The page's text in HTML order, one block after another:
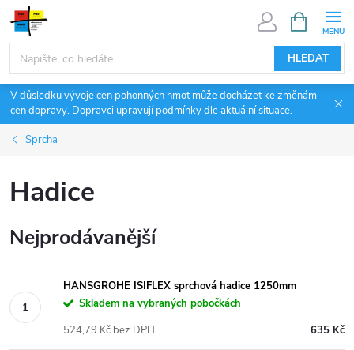
Přejít
obsah
HLEDAT
NÁKUPNÍ
KOŠÍK
V důsledku vývoje cen pohonných hmot může docházet ke změnám
cen dopravy. Dopravci upravují podmínky dle aktuální situace.
Sprcha
Hadice
Nejprodávanější
HANSGROHE ISIFLEX sprchová hadice 1250mm
Skladem na vybraných pobočkách
635 Kč
524,79 Kč bez DPH